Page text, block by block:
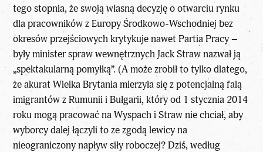
tego stopnia, że swoją własną decyzję o otwarciu rynku
dla pracowników z Europy Środkowo-Wschodniej bez
okresów przejściowych krytykuje nawet Partia Pracy –
były minister spraw wewnętrznych Jack Straw nazwał ją
„spektakularną pomyłką”. (A może zrobił to tylko dlatego,
że akurat Wielka Brytania mierzyła się z potencjalną falą
imigrantów z Rumunii i Bułgarii, który od 1 stycznia 2014
roku mogą pracować na Wyspach i Straw nie chciał, aby
wyborcy dalej łączyli to ze zgodą lewicy na
nieograniczony napływ siły roboczej? Dziś, według